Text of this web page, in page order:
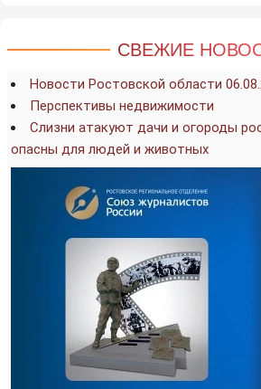
СВЕЖИЕ
Новости Ростовской области
Перспективы недвижимости
Слизни атакуют дачи и огороды
опасны для людей и животных